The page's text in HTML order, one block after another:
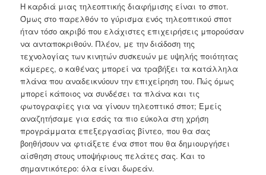
Η καρδιά μιας τηλεοπτικής διαφήμισης είναι το σποτ.
Όμως στο παρελθόν το γύρισμα ενός τηλεοπτικού σποτ
ήταν τόσο ακριβό που ελάχιστες επιχειρήσεις μπορούσαν
να ανταποκριθούν. Πλέον, με την διάδοση της
τεχνολογίας των κινητών συσκευών με υψηλής ποιότητας
κάμερες, ο καθένας μπορεί να τραβήξει τα κατάλληλα
πλάνα που αναδεικνύουν την επιχείρηση του. Πώς όμως
μπορεί κάποιος να συνδέσει τα πλάνα και τις
φωτογραφίες για να γίνουν τηλεοπτικό σποτ; Εμείς
αναζητήσαμε για εσάς τα πιο εύκολα στη χρήση
προγράμματα επεξεργασίας βίντεο, που θα σας
βοηθήσουν να φτιάξετε ένα σποτ που θα δημιουργήσει
αίσθηση στους υποψήφιους πελάτες σας. Και το
σημαντικότερο: όλα είναι δωρεάν.